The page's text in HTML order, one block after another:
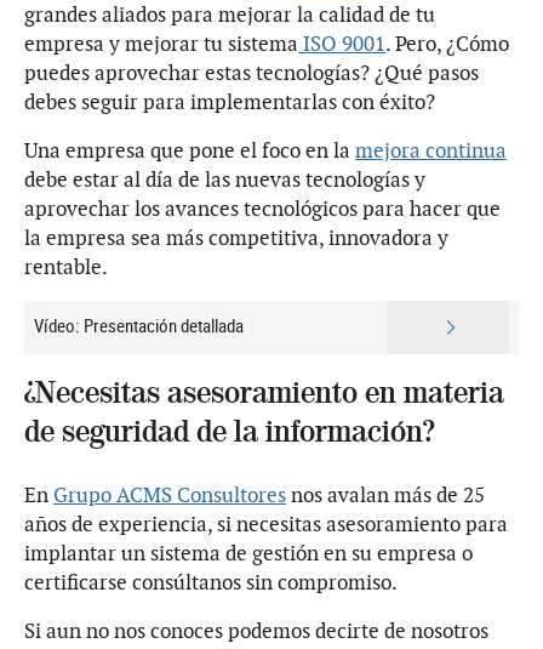
grandes aliados para mejorar la calidad de tu
empresa y mejorar tu sistema ISO 9001. Pero, ¿Cómo
puedes aprovechar estas tecnologías? ¿Qué pasos
debes seguir para implementarlas con éxito?
Una empresa que pone el foco en la mejora continua
debe estar al día de las nuevas tecnologías y
aprovechar los avances tecnológicos para hacer que
la empresa sea más competitiva, innovadora y
rentable.
Vídeo: Presentación detallada
¿Necesitas asesoramiento en materia
de seguridad de la información?
En Grupo ACMS Consultoresnos avalan más de 25
años de experiencia, si necesitas asesoramiento para
implantar un sistema de gestión en su empresa o
certificarse consúltanos sin compromiso.
Si aun no nos conoces podemos decirte de nosotros